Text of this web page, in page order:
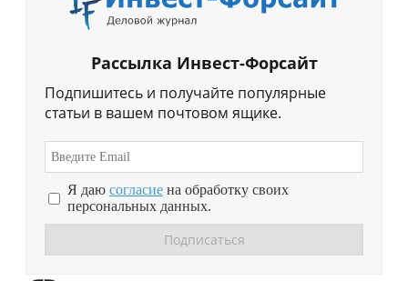
Рассылка Инвест-Форсайт
Подпишитесь и получайте популярные
статьи в вашем почтовом ящике.
Я даю согласие на обработку своих
персональных данных.